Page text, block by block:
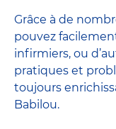
Grâce à de
pouvez
infirmiers, ou
pratiques et
toujours
Babilou.